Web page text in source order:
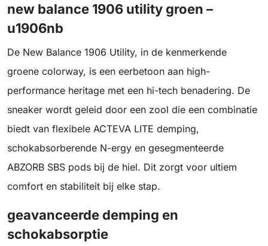
new balance 1906 utility groen –
u1906nb
De New Balance 1906 Utility, in de kenmerkende
groene colorway, is een eerbetoon aan high-
performance heritage met een hi-tech benadering. De
sneaker wordt geleid door een zool die een combinatie
biedt van flexibele ACTEVA LITE demping,
schokabsorberende N-ergy en gesegmenteerde
ABZORB SBS pods bij de hiel. Dit zorgt voor ultiem
comfort en stabiliteit bij elke stap.
geavanceerde demping en
schokabsorptie